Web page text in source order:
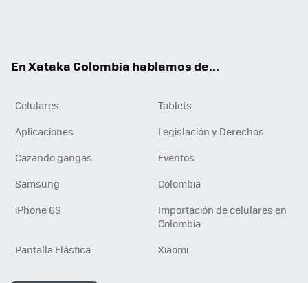
En Xataka Colombia hablamos de...
Celulares
Tablets
Aplicaciones
Legislación y Derechos
Cazando gangas
Eventos
Samsung
Colombia
iPhone 6S
Importación de celulares en
Colombia
Pantalla Elástica
Xiaomi